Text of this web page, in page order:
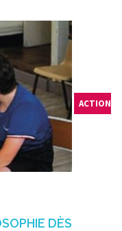
ACTION
DÈS